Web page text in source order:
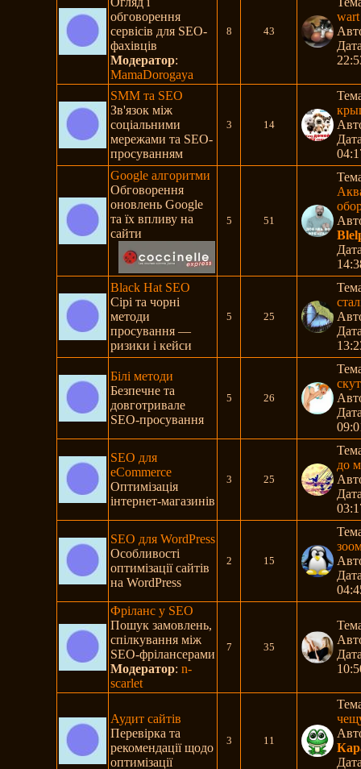
обговорення
сервісів для SEO-
фахівців
Модератор:
MamaDorogaya
8 43
SMM та SEO
Зв'язок між
соціальними
мережами та SEO-
просуванням
3 14
Google алгоритми
Обговорення
оновлень Google
та їх впливу на
сайти
5 51
Black Hat SEO
Сірі та чорні
методи
просування —
ризики і кейси
5 25
Білі методи
Безпечне та
довготривале
SEO-просування
5 26
SEO для
eCommerce
Оптимізація
інтернет-магазинів
3 25
до
SEO для WordPress
Особливості
оптимізації сайтів
на WordPress
2 15
Фріланс у SEO
Пошук замовлень,
спілкування між
SEO-фрілансерами
Модератор:n-
scarlet
7 35
Аудит сайтів
Перевірка та
рекомендації щодо
оптимізації
3 11